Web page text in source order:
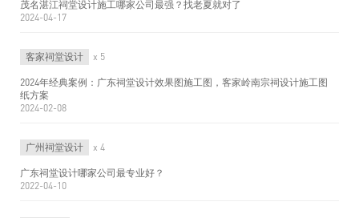
茂名湛江祠堂设计施工哪家公司最强？找老夏就对了
2024-04-17
客家祠堂设计 x 5
2024年经典案例：广东祠堂设计效果图施工图，客家岭南宗祠设计施工图
纸方案
2024-02-08
广州祠堂设计 x 4
广东祠堂设计哪家公司最专业好？
2022-04-10